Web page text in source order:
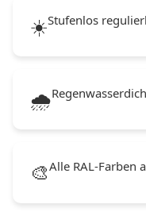
☀️Stufenlos
🌧️
🎨Alle RAL-Farben